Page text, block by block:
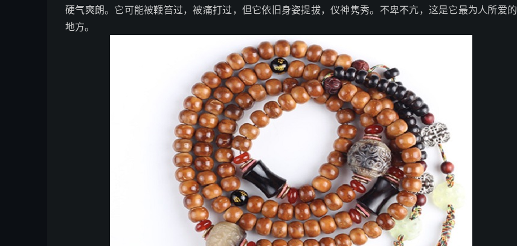
硬气爽朗。它可能被鞭笞过，被痛打过，但它依旧身姿提拔，仪神隽秀。不卑不亢，这是它最为人所爱的
地方。